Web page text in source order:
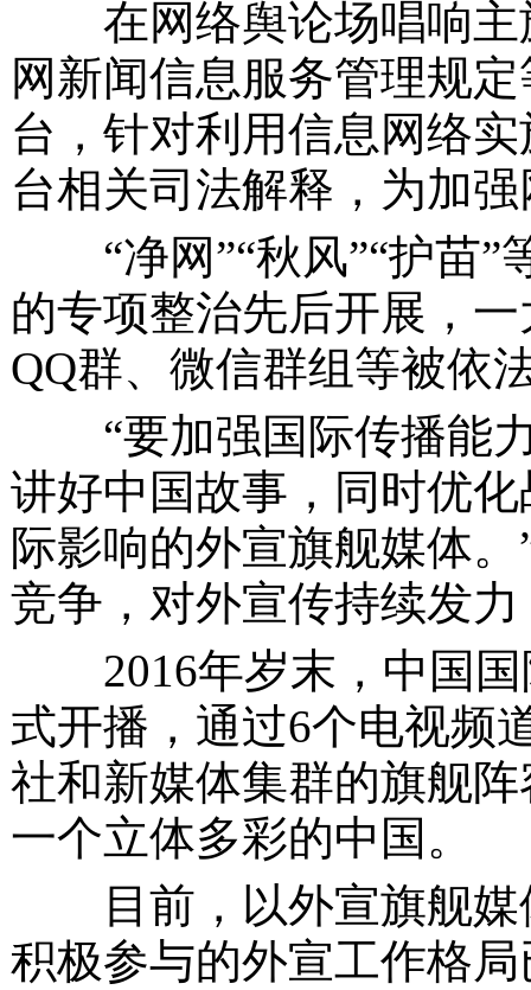
在网络舆论场唱响主
网新闻信息服务管理规
台，针对利用信息网络
台相关司法解释，为加
“净网”“秋风”“护苗
的专项整治先后开展，
QQ群、微信群组等被依
“要加强国际传播能
讲好中国故事，同时优
际影响的外宣旗舰媒体
竞争，对外宣传持续发
2016年岁末，中国
式开播，通过6个电视频
社和新媒体集群的旗舰
一个立体多彩的中国。
目前，以外宣旗舰媒
积极参与的外宣工作格